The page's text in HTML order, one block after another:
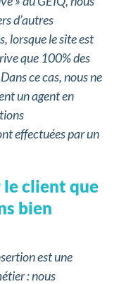
d’autres
lorsque le site est
que 100% des
ce cas, nous ne
un agent en
effectuées par un
client que
bien
est une
: nous